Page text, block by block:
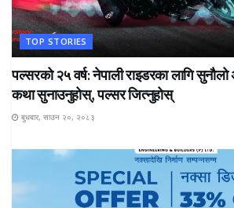
TOP STORIES
पल्सरको २५ वर्ष: नेपाली राइडरका लागि
कथा सुनाउनुहोस्, पल्सर जित्नुहोस्
बुधबार, साउन २०, २०८३